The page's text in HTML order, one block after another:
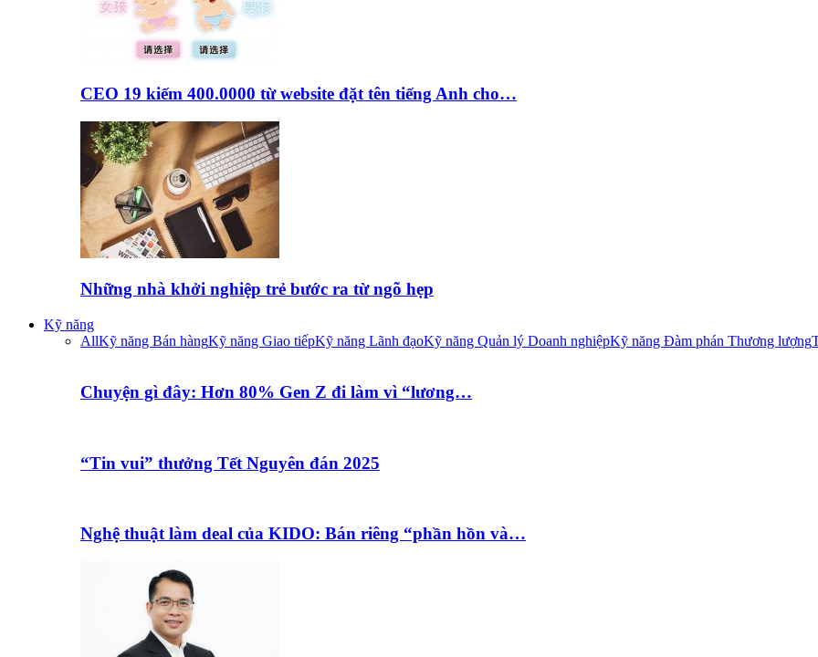
CEO 19 kiếm 400.0000 từ website đặt tên tiếng Anh cho…
Những nhà khởi nghiệp trẻ bước ra từ ngõ hẹp
Kỹ năng
AllKỹ năng Bán hàngKỹ năng Giao tiếpKỹ năng Lãnh đạoKỹ năng Quản lý Doanh nghiệpKỹ năng Đàm phán Thương lượng
Chuyện gì đây: Hơn 80% Gen Z đi làm vì “lương…
“Tin vui” thưởng Tết Nguyên đán 2025
Nghệ thuật làm deal của KIDO: Bán riêng “phần hồn và…